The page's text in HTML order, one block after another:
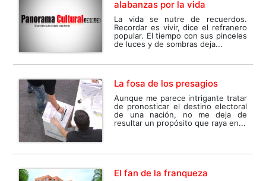
alabanzas por la vida
La vida se nutre de recuerdos.
Recordar es vivir, dice el refranero
popular. El tiempo con sus pinceles
de luces y de sombras deja...
La fosa de los presagios
Aunque me parece intrigante tratar
de pronosticar el destino electoral
de una nación, no me deja de
resultar un propósito que raya en...
El fan de la franqueza